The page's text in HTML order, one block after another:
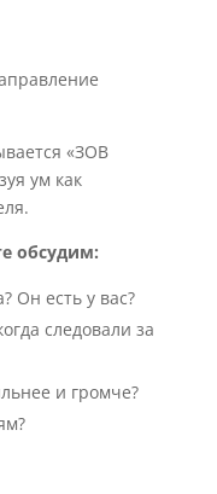
«ЗОВ
ум как
обсудим:
Он есть у вас?
следовали за
и громче?